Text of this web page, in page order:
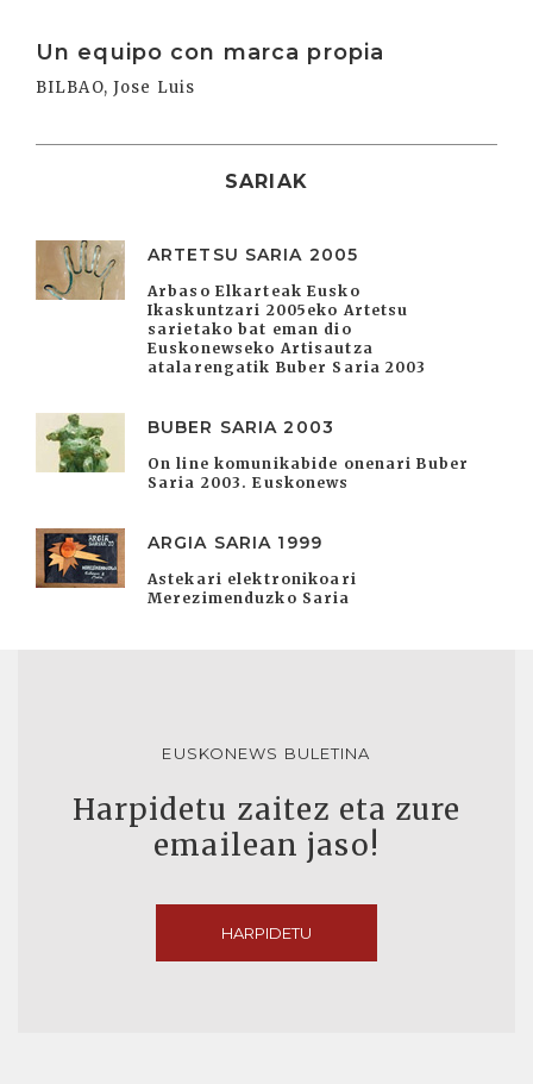
Un equipo con marca propia
BILBAO, Jose Luis
SARIAK
ARTETSU SARIA 2005
Arbaso Elkarteak Eusko
Ikaskuntzari 2005eko Artetsu
sarietako bat eman dio
Euskonewseko Artisautza
atalarengatik Buber Saria 2003
BUBER SARIA 2003
On line komunikabide onenari Buber
Saria 2003. Euskonews
ARGIA SARIA 1999
Astekari elektronikoari
Merezimenduzko Saria
EUSKONEWS BULETINA
Harpidetu zaitez eta zure
emailean jaso!
HARPIDETU